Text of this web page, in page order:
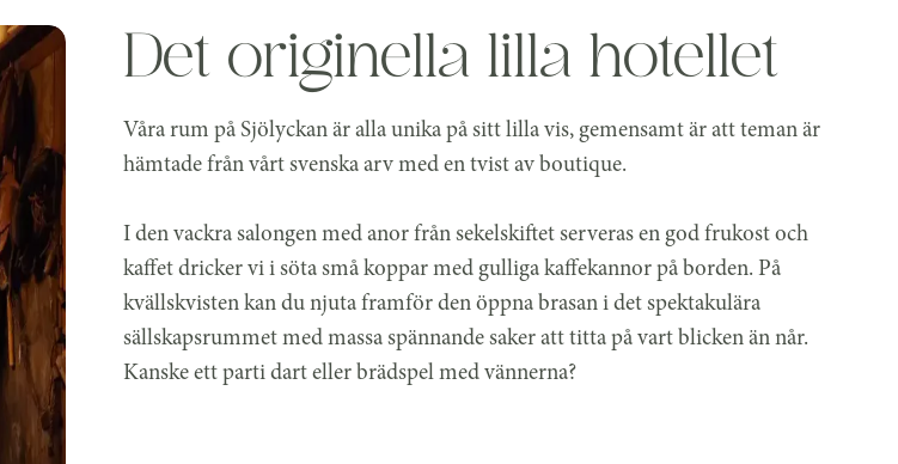
Det originella lilla hotellet
Våra rum på Sjölyckan är alla unika på sitt lilla vis, gemensamt är att teman är
hämtade från vårt svenska arv med en tvist av boutique.
I den vackra salongen med anor från sekelskiftet serveras en god frukost och
kaffet dricker vi i söta små koppar med gulliga kaffekannor på borden. På
kvällskvisten kan du njuta framför den öppna brasan i det spektakulära
sällskapsrummet med massa spännande saker att titta på vart blicken än når.
Kanske ett parti dart eller brädspel med vännerna?